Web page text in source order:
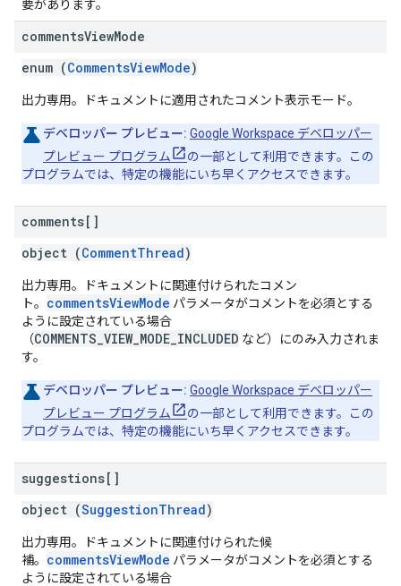
要があります。
commentsViewMode
enum (CommentsViewMode)
出力専用。ドキュメントに適用されたコメント表示モード。
デベロッパー プレビュー: Google Workspace デベロッパー
プレビュー プログラム
の一部として利用できます。この
プログラムでは、特定の機能にいち早くアクセスできます。
comments[]
object (CommentThread)
出力専用。ドキュメントに関連付けられたコメン
ト。 commentsViewMode パラメータがコメントを必須とする
ように設定されている場合
（COMMENTS_VIEW_MODE_INCLUDED など）にのみ入力されま
す。
デベロッパー プレビュー: Google Workspace デベロッパー
プレビュー プログラム
の一部として利用できます。この
プログラムでは、特定の機能にいち早くアクセスできます。
suggestions[]
object (SuggestionThread)
出力専用。ドキュメントに関連付けられた候
補。 commentsViewMode パラメータがコメントを必須とする
ように設定されている場合